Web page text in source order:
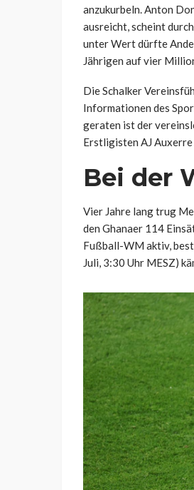
anzukurbeln. Anton
ausreicht, scheint
unter Wert dürfte
Jährigen auf vier
Die Schalker
Informationen des
geraten ist der
Erstligisten AJ
Bei der
Vier Jahre lang trug
den Ghanaer 114
Fußball-WM aktiv,
Juli, 3:30 Uhr MESZ)